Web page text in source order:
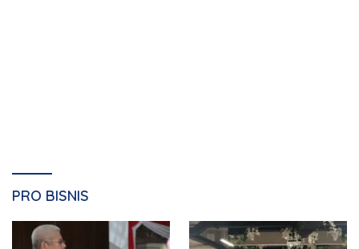
PRO BISNIS